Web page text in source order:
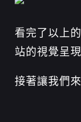
看完了以上
站的視覺呈
接著讓我們